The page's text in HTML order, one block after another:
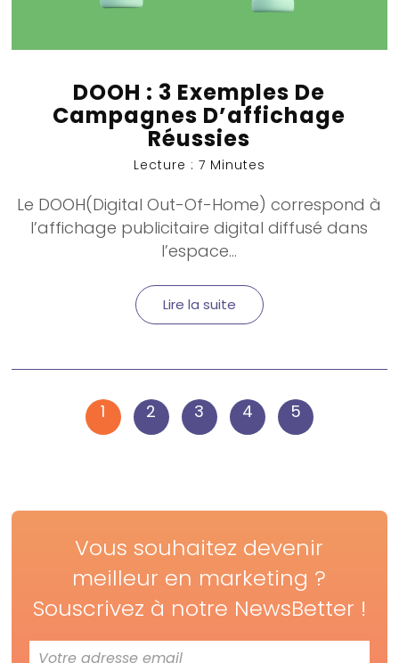
DOOH : 3 Exemples De
Campagnes D’affichage
Réussies
Lecture : 7 Minutes
Le DOOH(Digital Out-Of-Home) correspond à
l’affichage publicitaire digital diffusé dans
l’espace...
Lire la suite
1 2 3 4 5
Vous souhaitez devenir
meilleur en marketing ?
Souscrivez à notre NewsBetter !